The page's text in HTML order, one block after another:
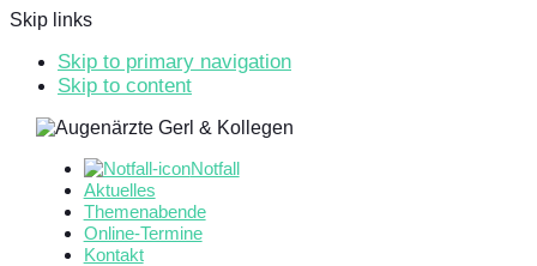
Skip links
Skip to primary navigation
Skip to content
Notfall
Aktuelles
Themenabende
Online-Termine
Kontakt